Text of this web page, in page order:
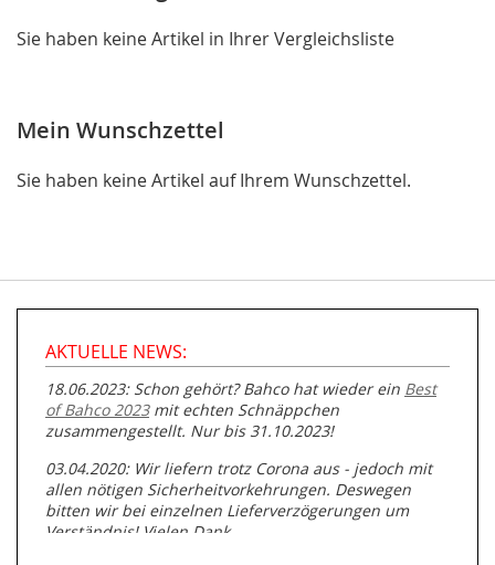
Sie haben keine Artikel in Ihrer Vergleichsliste
Mein Wunschzettel
Sie haben keine Artikel auf Ihrem Wunschzettel.
AKTUELLE NEWS:
18.06.2023: Schon gehört? Bahco hat wieder ein Best
of Bahco 2023mit echten Schnäppchen
zusammengestellt. Nur bis 31.10.2023!
03.04.2020: Wir liefern trotz Corona aus - jedoch mit
allen nötigen Sicherheitvorkehrungen. Deswegen
bitten wir bei einzelnen Lieferverzögerungen um
Verständnis! Vielen Dank.